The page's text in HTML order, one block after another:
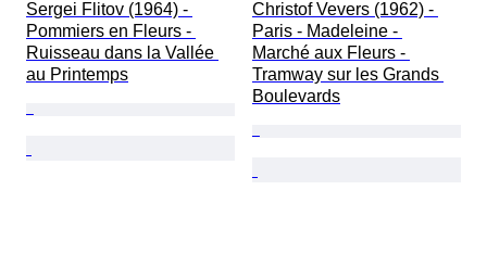
Sergei Flitov (1964) -
Pommiers en Fleurs -
Ruisseau dans la Vallée
au Printemps
Christof Vevers (1962) -
Paris - Madeleine -
Marché aux Fleurs -
Tramway sur les Grands
Boulevards